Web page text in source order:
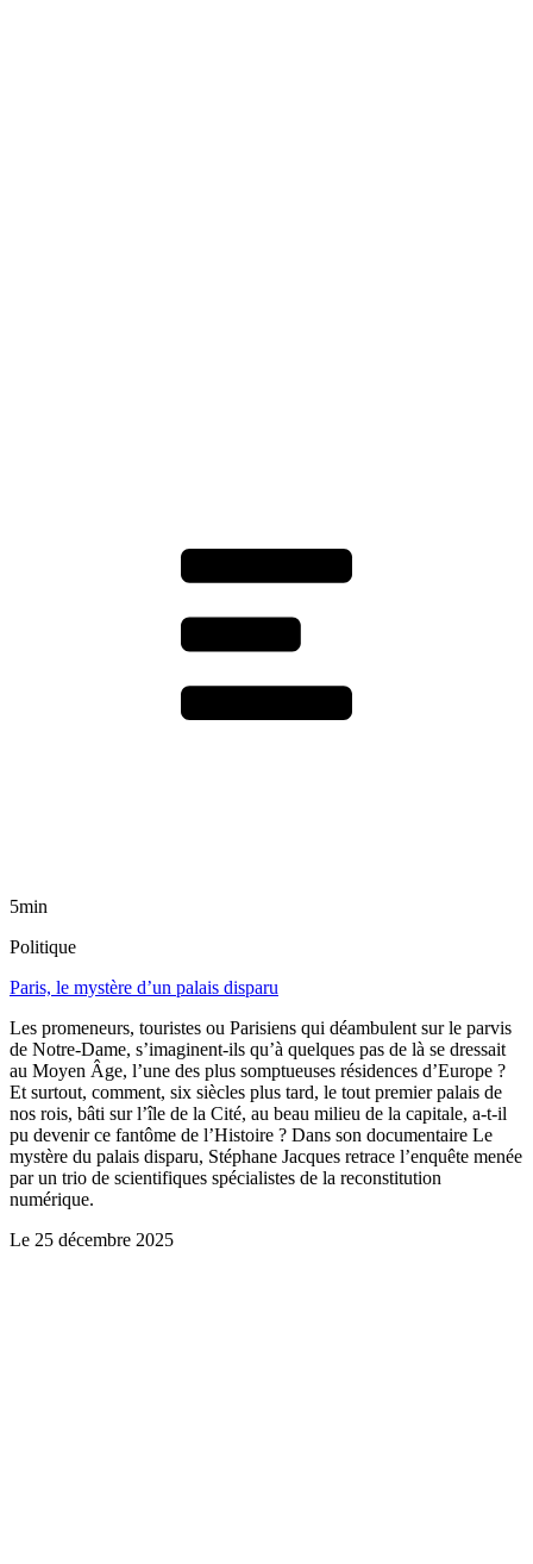
5min
Politique
Paris, le mystère d’un palais disparu
Les promeneurs, touristes ou Parisiens qui déambulent sur le parvis
de Notre-Dame, s’imaginent-ils qu’à quelques pas de là se dressait
au Moyen Âge, l’une des plus somptueuses résidences d’Europe ?
Et surtout, comment, six siècles plus tard, le tout premier palais de
nos rois, bâti sur l’île de la Cité, au beau milieu de la capitale, a-t-il
pu devenir ce fantôme de l’Histoire ? Dans son documentaire Le
mystère du palais disparu, Stéphane Jacques retrace l’enquête menée
par un trio de scientifiques spécialistes de la reconstitution
numérique.
Le 25 décembre 2025